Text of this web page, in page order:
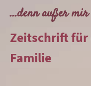
...denn außer
Zeitschrift
Familie